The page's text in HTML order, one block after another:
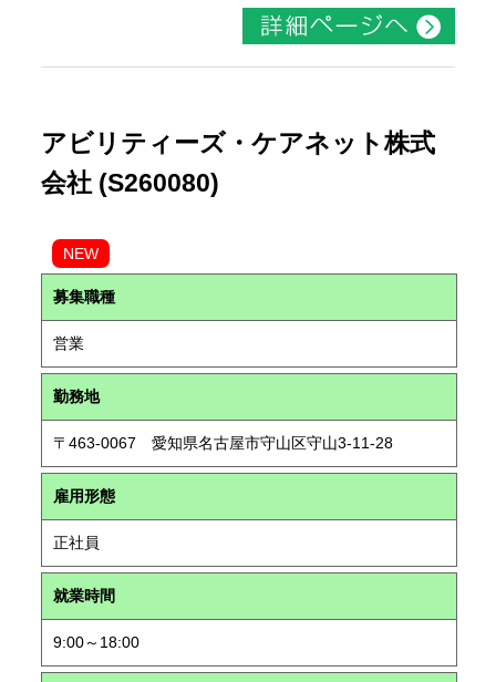
アビリティーズ・ケアネット株式
会社 (S260080)
NEW
募集職種
営業
勤務地
〒463-0067 愛知県名古屋市守山区守山3-11-28
雇用形態
正社員
就業時間
9:00～18:00